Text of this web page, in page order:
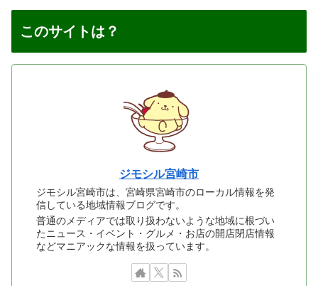
このサイトは？
ジモシル宮崎市
ジモシル宮崎市は、宮崎県宮崎市のローカル情報を発
信している地域情報ブログです。
普通のメディアでは取り扱わないような地域に根づい
たニュース・イベント・グルメ・お店の開店閉店情報
などマニアックな情報を扱っています。